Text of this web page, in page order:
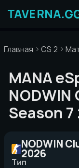
содержимому
Главная CS 2
MANA
Season
NODWIN
2026
Тип